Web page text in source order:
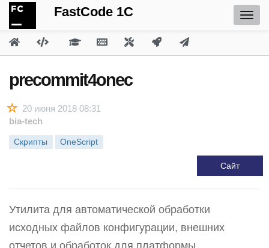
FastCode 1C
precommit4onec
20 июня 2018 08:31
bia-tech
Скрипты OneScript
Сайт
Утилита для автоматической обработки
исходных файлов конфигурации, внешних
отчетов и обработок для платформы